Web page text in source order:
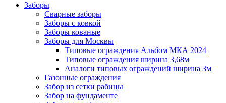
Заборы
Сварные заборы
Заборы с ковкой
Заборы кованые
Заборы для Москвы
Типовые ограждения Альбом МКА 2024
Типовые ограждения ширина 3,68м
Аналоги типовых ограждений ширина 3м
Газонные ограждения
Забор из сетки рабицы
Забор на фундаменте